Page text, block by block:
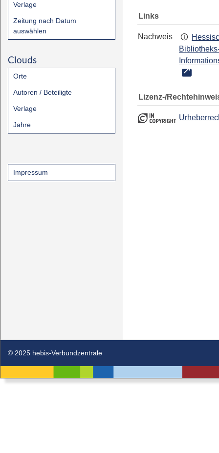
Verlage
Zeitung nach Datum
auswählen
Clouds
Orte
Autoren / Beteiligte
Verlage
Jahre
Impressum
Links
Nachweis
Lizenz-/
© 2025 hebis-Verbundzentrale